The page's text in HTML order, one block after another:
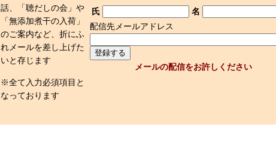
話、「聴だしの会」や
「無添加煮干の入荷」
のご案内など、折にふ
れメールを差し上げた
いと存じます
※全て入力必須項目と
なっております
氏
名
配信先メールアドレス
メールの配信をお許しください